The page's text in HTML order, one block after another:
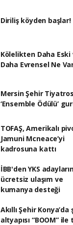
Diriliş köyden başlar!
Kölelikten Daha Eski
Daha Evrensel Ne
Mersin Şehir
‘Ensemble Ödülü’
TOFAŞ, Amerikalı
Jamuni Mcneace’yi
kadrosuna kattı
İBB'den YKS
ücretsiz ulaşım ve
kumanya desteği
Akıllı Şehir Konya’da
altyapısı “BOOM” ile